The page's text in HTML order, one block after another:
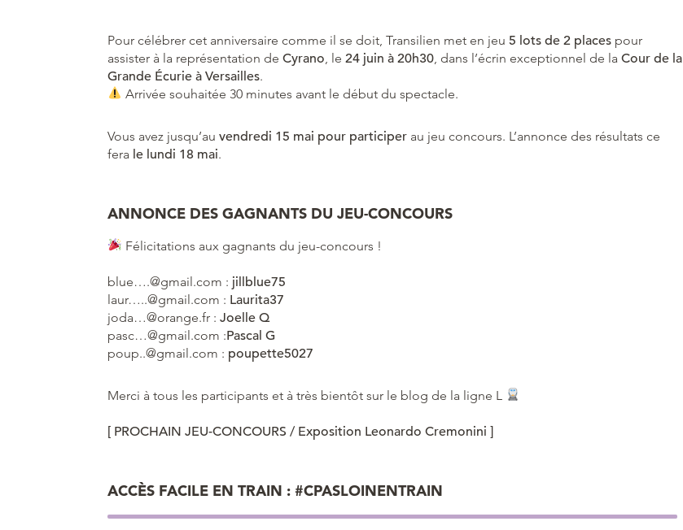
Pour célébrer cet anniversaire comme il se doit, Transilien met en jeu 5 lots de 2 places pour
assister à la représentation de Cyrano , le 24 juin à 20h30 , dans l’écrin exceptionnel de la Cour de la
Grande Écurie à Versailles.
Arrivée souhaitée 30 minutes avant le début du spectacle.
Vous avez jusqu’au vendredi 15 mai pour participer au jeu concours. L’annonce des résultats ce
fera le lundi 18 mai.
ANNONCE DES GAGNANTS DU JEU-CONCOURS
Félicitations aux gagnants du jeu-concours !
blue….@gmail.com : jillblue75
laur…..@gmail.com : Laurita37
joda…@orange.fr : Joelle Q
pasc…@gmail.com :Pascal G
poup..@gmail.com : poupette5027
Merci à tous les participants et à très bientôt sur le blog de la ligne L
[ PROCHAIN JEU-CONCOURS / Exposition Leonardo Cremonini ]
ACCÈS FACILE EN TRAIN : #CPASLOINENTRAIN